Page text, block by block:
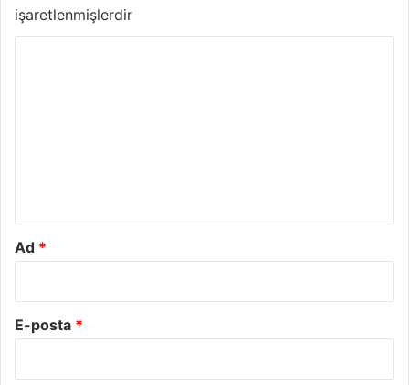
işaretlenmişlerdir
Ad *
E-posta *